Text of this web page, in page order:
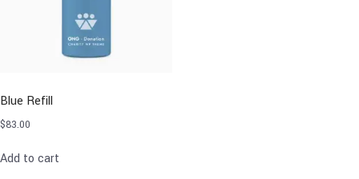
Blue Refill
$83.00
Add to cart